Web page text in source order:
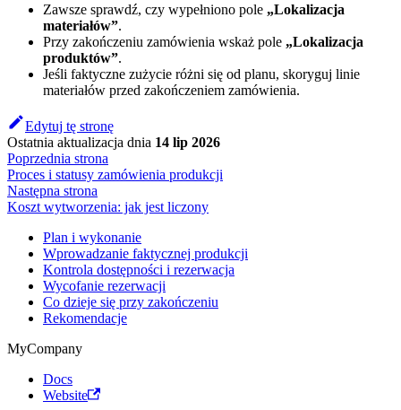
Zawsze sprawdź, czy wypełniono pole „Lokalizacja
materiałów”.
Przy zakończeniu zamówienia wskaż pole „Lokalizacja
produktów”.
Jeśli faktyczne zużycie różni się od planu, skoryguj linie
materiałów przed zakończeniem zamówienia.
Edytuj tę stronę
Ostatnia aktualizacja dnia 14 lip 2026
Poprzednia strona
Proces i statusy zamówienia produkcji
Następna strona
Koszt wytworzenia: jak jest liczony
Plan i wykonanie
Wprowadzanie faktycznej produkcji
Kontrola dostępności i rezerwacja
Wycofanie rezerwacji
Co dzieje się przy zakończeniu
Rekomendacje
MyCompany
Docs
Website